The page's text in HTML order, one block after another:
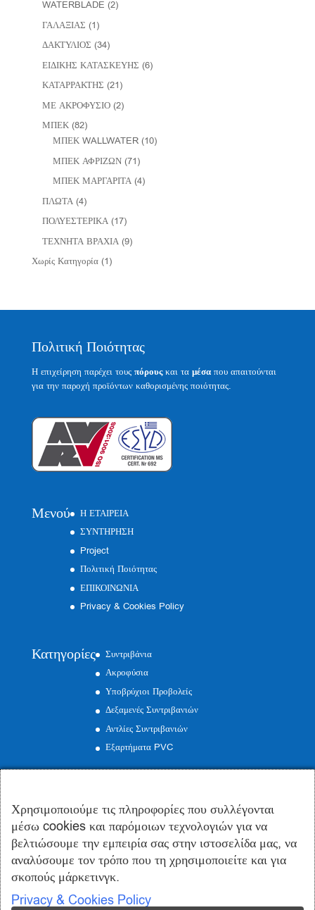
WATERBLADE (2)
ΓΑΛΑΞΙΑΣ (1)
ΔΑΚΤΥΛΙΟΣ (34)
ΕΙΔΙΚΗΣ ΚΑΤΑΣΚΕΥΗΣ (6)
ΚΑΤΑΡΡΑΚΤΗΣ (21)
ΜΕ ΑΚΡΟΦΥΣΙΟ (2)
ΜΠΕΚ (82)
ΜΠΕΚ WALLWATER (10)
ΜΠΕΚ ΑΦΡΙΖΩΝ (71)
ΜΠΕΚ ΜΑΡΓΑΡΙΤΑ (4)
ΠΛΩΤΑ (4)
ΠΟΛΥΕΣΤΕΡΙΚΑ (17)
ΤΕΧΝΗΤΑ ΒΡΑΧΙΑ (9)
Χωρίς Κατηγορία (1)
Πολιτική Ποιότητας
Η επιχείρηση παρέχει τους πόρουςκαι τα μέσαπου απαιτούνται
για την παροχή προϊόντων καθορισμένης ποιότητας.
Μενού
Η ΕΤΑΙΡΕΙΑ
ΣΥΝΤΗΡΗΣΗ
Project
Πολιτική Ποιότητας
ΕΠΙΚΟΙΝΩΝΙΑ
Privacy & Cookies Policy
Κατηγορίες
Συντριβάνια
Ακροφύσια
Υποβρύχιοι Προβολείς
Δεξαμενές Συντριβανιών
Αντλίες Συντριβανιών
Εξαρτήματα PVC
Γραφείo: Εμμανουήλ Ροΐδη 19, Περιστέρι
Εργοστάσιο:Οινόφυτα Βοιωτίας
Τηλέφωνο: 210 57 50 185
Email:info@syntrivania.gr
Χρησιμοποιούμε τις πληροφορίες που συλλέγονται
μέσω cookies και παρόμοιων τεχνολογιών για να
βελτιώσουμε την εμπειρία σας στην ιστοσελίδα μας, να
αναλύσουμε τον τρόπο που τη χρησιμοποιείτε και για
σκοπούς μάρκετινγκ.
Privacy & Cookies Policy